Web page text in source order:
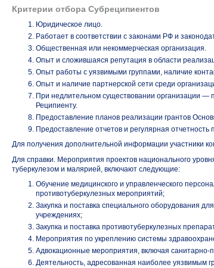
Критерии отбора Субреципиентов
Юридическое лицо.
Работает в соответствии с законами РФ и
Общественная или некоммерческая организация.
Опыт и сложившаяся репутация в области
Опыт работы с уязвимыми группами, наличие
Опыт и наличие партнерской сети среди
При недлительном существовании организации —
Реципиенту.
Предоставление планов реализации грантов
Предоставление отчетов и регулярная
Для получения дополнительной информации участники
Для справки. Мероприятия проектов национального
туберкулезом и малярией, включают следующие:
Обучение медицинского и управленческого
противотуберкулезных мероприятий;
Закупка и поставка специального оборудования
учреждениях;
Закупка и поставка противотуберкулезных
Мероприятия по укреплению системы
Адвокационные мероприятия, включая санитарно-
Деятельность, адресованная наиболее уязвимым